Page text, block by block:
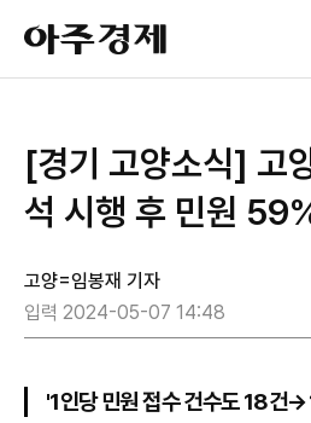
아
주
경
[경기 고양소식] 고
석 시행 후 민원
고양=임봉재 기자
입력 2024-05-07 14:48
'1인당 민원 접수 건수도 18건